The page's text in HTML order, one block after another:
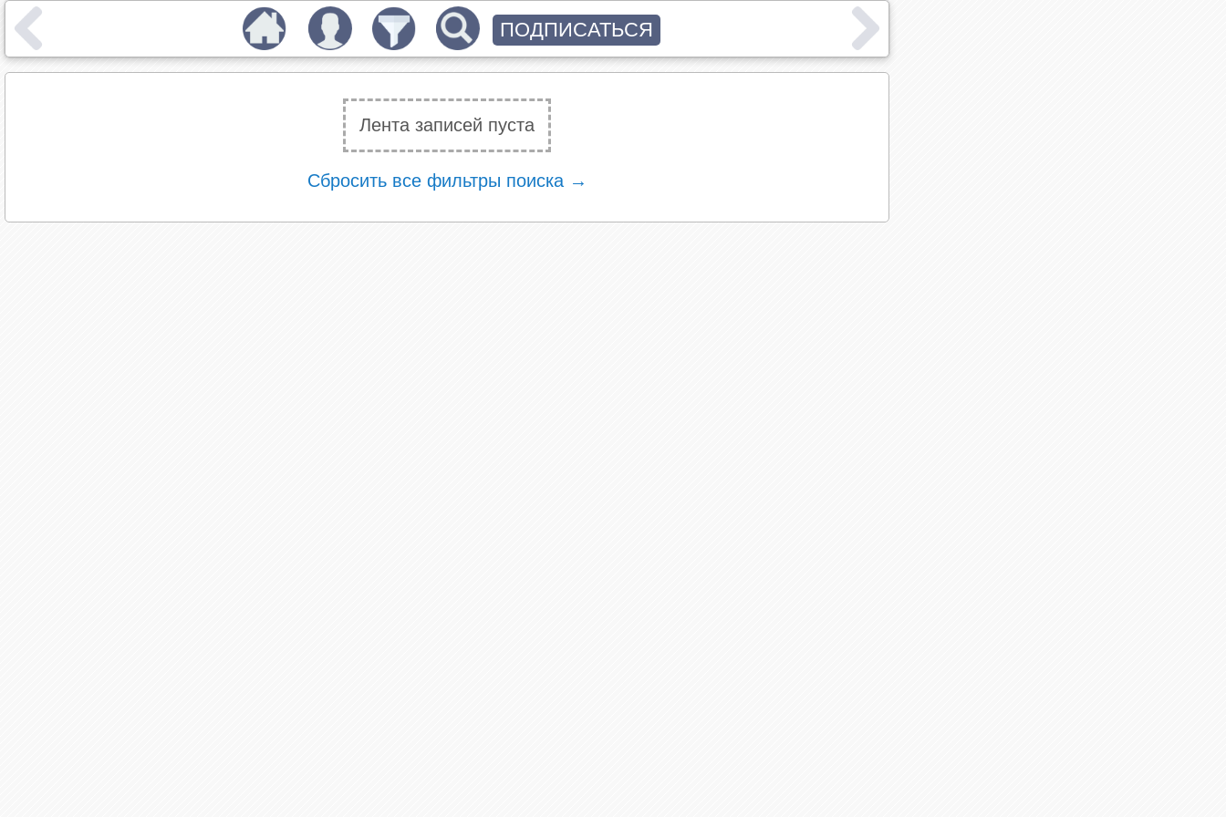
Лента записей пуста
Сбросить все фильтры поиска →
ПОДПИСАТЬСЯ